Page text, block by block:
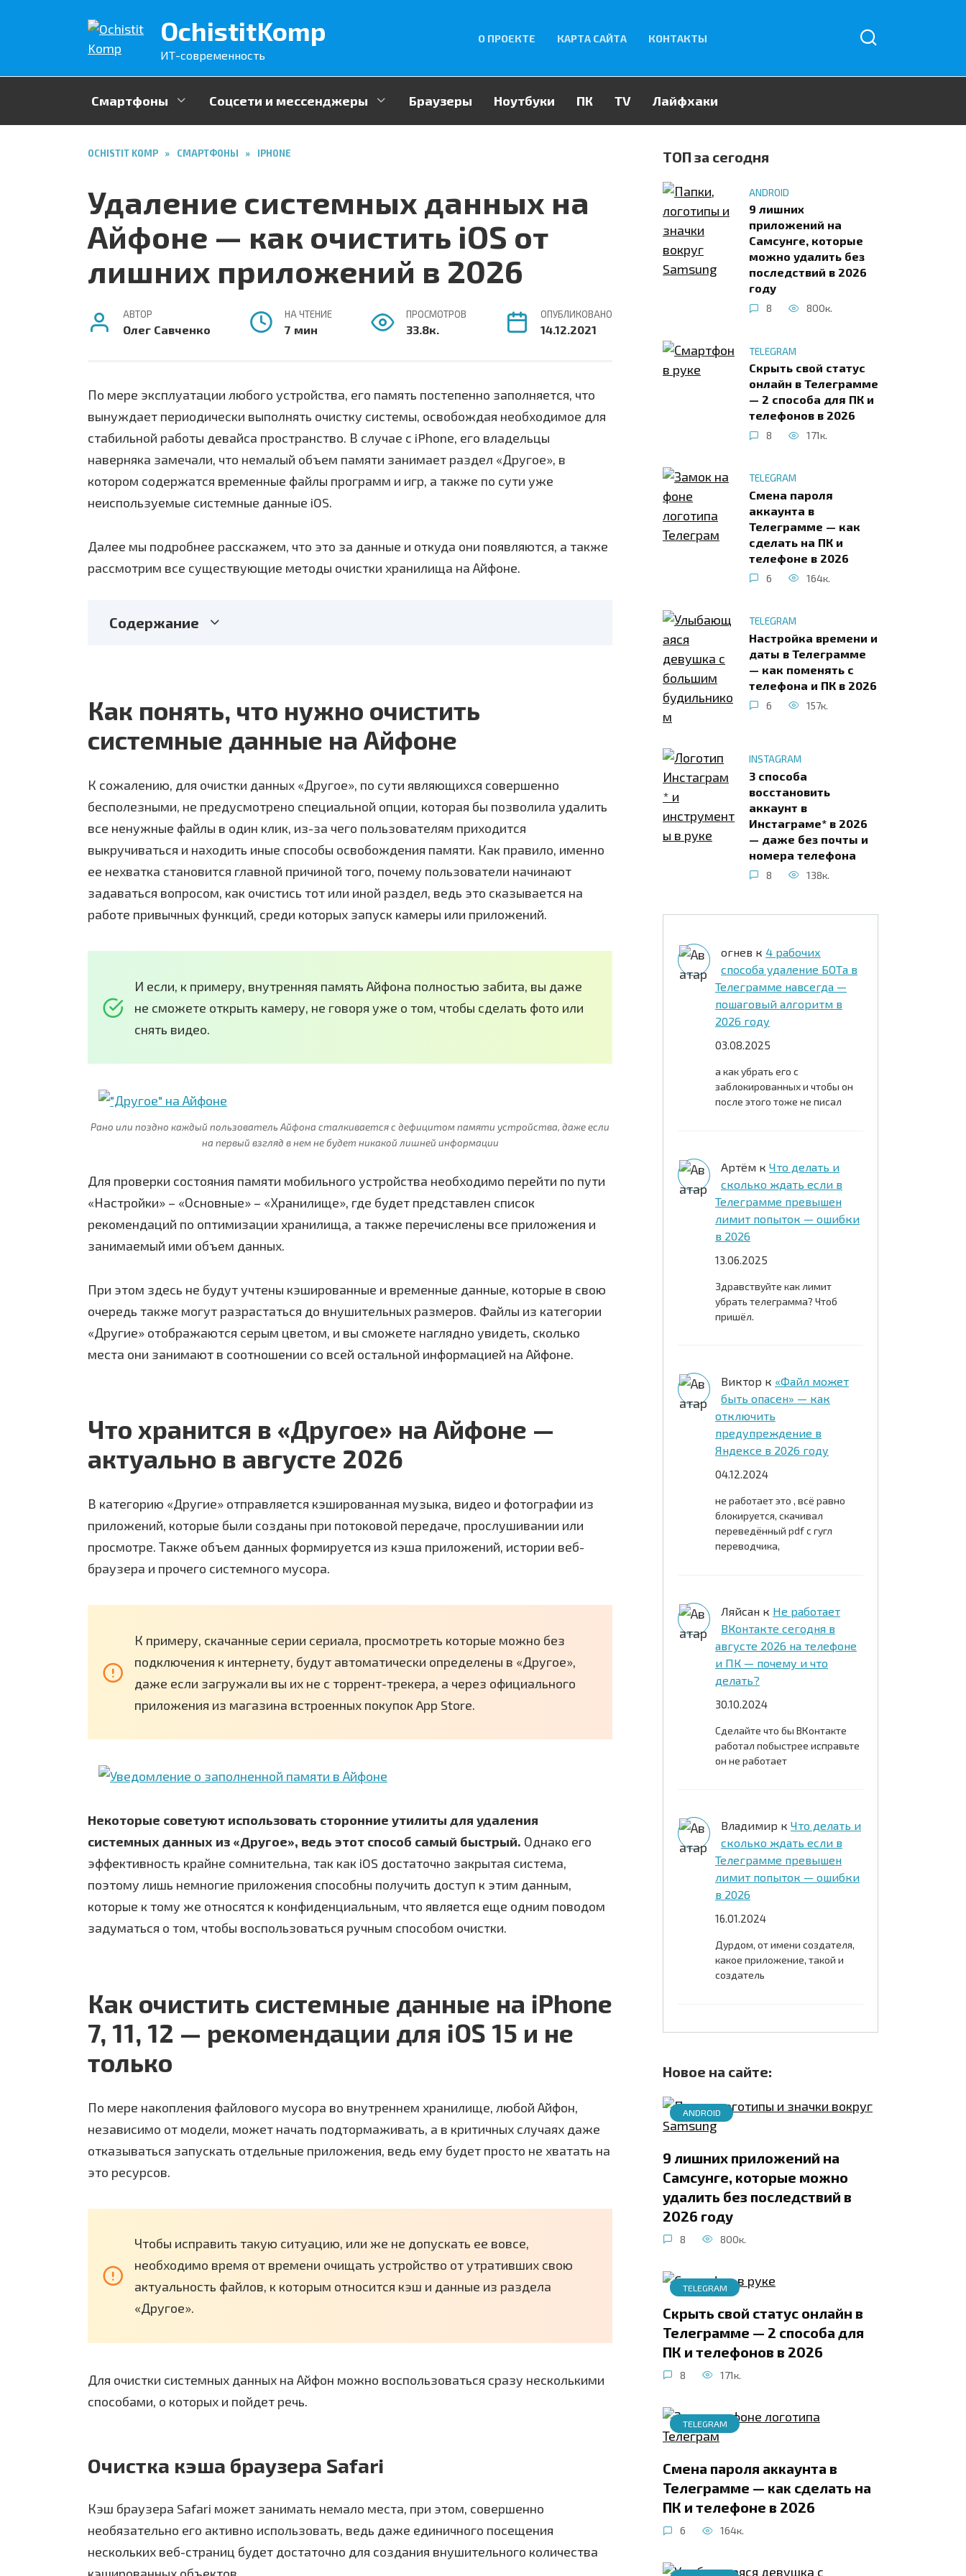
OchistitKomp
ИТ-современность
О ПРОЕКТЕ КАРТА САЙТА КОНТАКТЫ
Смартфоны Соцсети и мессенджеры Браузеры Ноутбуки ПК TV Лайфхаки
OCHISTIT KOMP » СМАРТФОНЫ » IPHONE
Удаление системных данных на
Айфоне — как очистить iOS от
лишних приложений в 2026
АВТОР
Олег Савченко
НА ЧТЕНИЕ
7 мин
ПРОСМОТРОВ
33.8к.
ОПУБЛИКОВАНО
14.12.2021
По мере эксплуатации любого устройства, его память постепенно заполняется, что
вынуждает периодически выполнять очистку системы, освобождая необходимое для
стабильной работы девайса пространство. В случае с iPhone, его владельцы
наверняка замечали, что немалый объем памяти занимает раздел «Другое», в
котором содержатся временные файлы программ и игр, а также по сути уже
неиспользуемые системные данные iOS.
Далее мы подробнее расскажем, что это за данные и откуда они появляются, а также
рассмотрим все существующие методы очистки хранилища на Айфоне.
Содержание
Как понять, что нужно очистить
системные данные на Айфоне
К сожалению, для очистки данных «Другое», по сути являющихся совершенно
бесполезными, не предусмотрено специальной опции, которая бы позволила удалить
все ненужные файлы в один клик, из-за чего пользователям приходится
выкручиваться и находить иные способы освобождения памяти. Как правило, именно
ее нехватка становится главной причиной того, почему пользователи начинают
задаваться вопросом, как очистись тот или иной раздел, ведь это сказывается на
работе привычных функций, среди которых запуск камеры или приложений.
И если, к примеру, внутренняя память Айфона полностью забита, вы даже
не сможете открыть камеру, не говоря уже о том, чтобы сделать фото или
снять видео.
Рано или поздно каждый пользователь Айфона сталкивается с дефицитом памяти устройства, даже если
на первый взгляд в нем не будет никакой лишней информации
Для проверки состояния памяти мобильного устройства необходимо перейти по пути
«Настройки» – «Основные» – «Хранилище», где будет представлен список
рекомендаций по оптимизации хранилища, а также перечислены все приложения и
занимаемый ими объем данных.
При этом здесь не будут учтены кэшированные и временные данные, которые в свою
очередь также могут разрастаться до внушительных размеров. Файлы из категории
«Другие» отображаются серым цветом, и вы сможете наглядно увидеть, сколько
места они занимают в соотношении со всей остальной информацией на Айфоне.
Что хранится в «Другое» на Айфоне —
актуально в августе 2026
В категорию «Другие» отправляется кэшированная музыка, видео и фотографии из
приложений, которые были созданы при потоковой передаче, прослушивании или
просмотре. Также объем данных формируется из кэша приложений, истории веб-
браузера и прочего системного мусора.
К примеру, скачанные серии сериала, просмотреть которые можно без
подключения к интернету, будут автоматически определены в «Другое»,
даже если загружали вы их не с торрент-трекера, а через официального
приложения из магазина встроенных покупок App Store.
Некоторые советуют использовать сторонние утилиты для удаления
системных данных из «Другое», ведь этот способ самый быстрый. Однако его
эффективность крайне сомнительна, так как iOS достаточно закрытая система,
поэтому лишь немногие приложения способны получить доступ к этим данным,
которые к тому же относятся к конфиденциальным, что является еще одним поводом
задуматься о том, чтобы воспользоваться ручным способом очистки.
Как очистить системные данные на iPhone
7, 11, 12 — рекомендации для iOS 15 и не
только
По мере накопления файлового мусора во внутреннем хранилище, любой Айфон,
независимо от модели, может начать подтормаживать, а в критичных случаях даже
отказываться запускать отдельные приложения, ведь ему будет просто не хватать на
это ресурсов.
Чтобы исправить такую ситуацию, или же не допускать ее вовсе,
необходимо время от времени очищать устройство от утративших свою
актуальность файлов, к которым относится кэш и данные из раздела
«Другое».
Для очистки системных данных на Айфон можно воспользоваться сразу несколькими
способами, о которых и пойдет речь.
Очистка кэша браузера Safari
Кэш браузера Safari может занимать немало места, при этом, совершенно
необязательно его активно использовать, ведь даже единичного посещения
нескольких веб-страниц будет достаточно для создания внушительного количества
ТОП за сегодня
ANDROID
9 лишних
приложений на
Самсунге, которые
можно удалить без
последствий в 2026
году
8 800к.
TELEGRAM
Скрыть свой статус
онлайн в Телеграмме
— 2 способа для ПК и
телефонов в 2026
8 171к.
TELEGRAM
Смена пароля
аккаунта в
Телеграмме — как
сделать на ПК и
телефоне в 2026
6 164к.
TELEGRAM
Настройка времени и
даты в Телеграмме
— как поменять с
телефона и ПК в 2026
6 157к.
INSTAGRAM
3 способа
восстановить
аккаунт в
Инстаграме* в 2026
— даже без почты и
номера телефона
8 138к.
огнев к 4 рабочих
способа удаление БОТа в
Телеграмме навсегда —
пошаговый алгоритм в
2026 году
03.08.2025
а как убрать его с
заблокированных и чтобы он
после этого тоже не писал
Артём к Что делать и
сколько ждать если в
Телеграмме превышен
лимит попыток — ошибки
в 2026
13.06.2025
Здравствуйте как лимит
убрать телеграмма? Чтоб
пришёл.
Виктор к «Файл может
быть опасен» — как
отключить
предупреждение в
Яндексе в 2026 году
04.12.2024
не работает это , всё равно
блокируется, скачивал
переведённый pdf c гугл
переводчика,
Ляйсан к Не работает
ВКонтакте сегодня в
августе 2026 на телефоне
и ПК — почему и что
делать?
30.10.2024
Сделайте что бы ВКонтакте
работал побыстрее исправьте
он не работает
Владимир к Что делать и
сколько ждать если в
Телеграмме превышен
лимит попыток — ошибки
в 2026
16.01.2024
Дурдом, от имени создателя,
какое приложение, такой и
создатель
Новое на сайте:
ANDROID
9 лишних приложений на
Самсунге, которые можно
удалить без последствий в
2026 году
8 800к.
TELEGRAM
Скрыть свой статус онлайн в
Телеграмме — 2 способа для
ПК и телефонов в 2026
8 171к.
TELEGRAM
Смена пароля аккаунта в
Телеграмме — как сделать на
ПК и телефоне в 2026
6 164к.